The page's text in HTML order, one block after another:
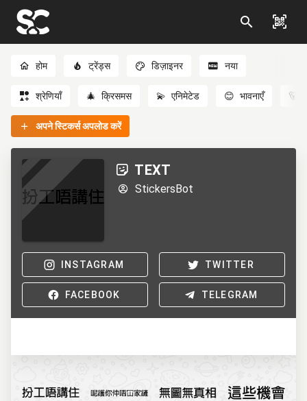
होम ट्रेंड्स डिज़ाइनर नया
श्रेणियाँ 🎄 क्रिसमस 💫 एनिमेटेड 😊 भावनाएँ 🐻
अपने स्टिकर्स अपलोड करें
TEXT
StickersBot
INSTAGRAM TWITTER
FACEBOOK TELEGRAM